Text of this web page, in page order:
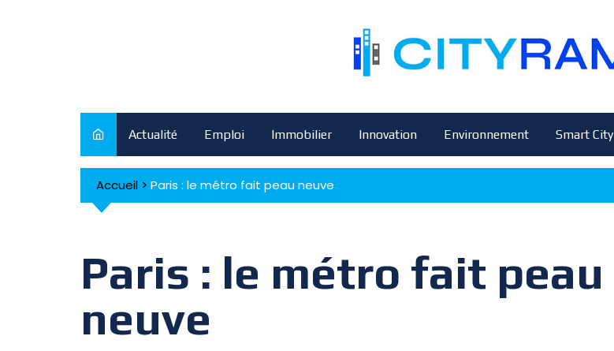
Actualité Emploi Immobilier Innovation Environnement Smart City
Accueil > Paris : le métro fait peau neuve
Paris : le métro fait peau
neuve